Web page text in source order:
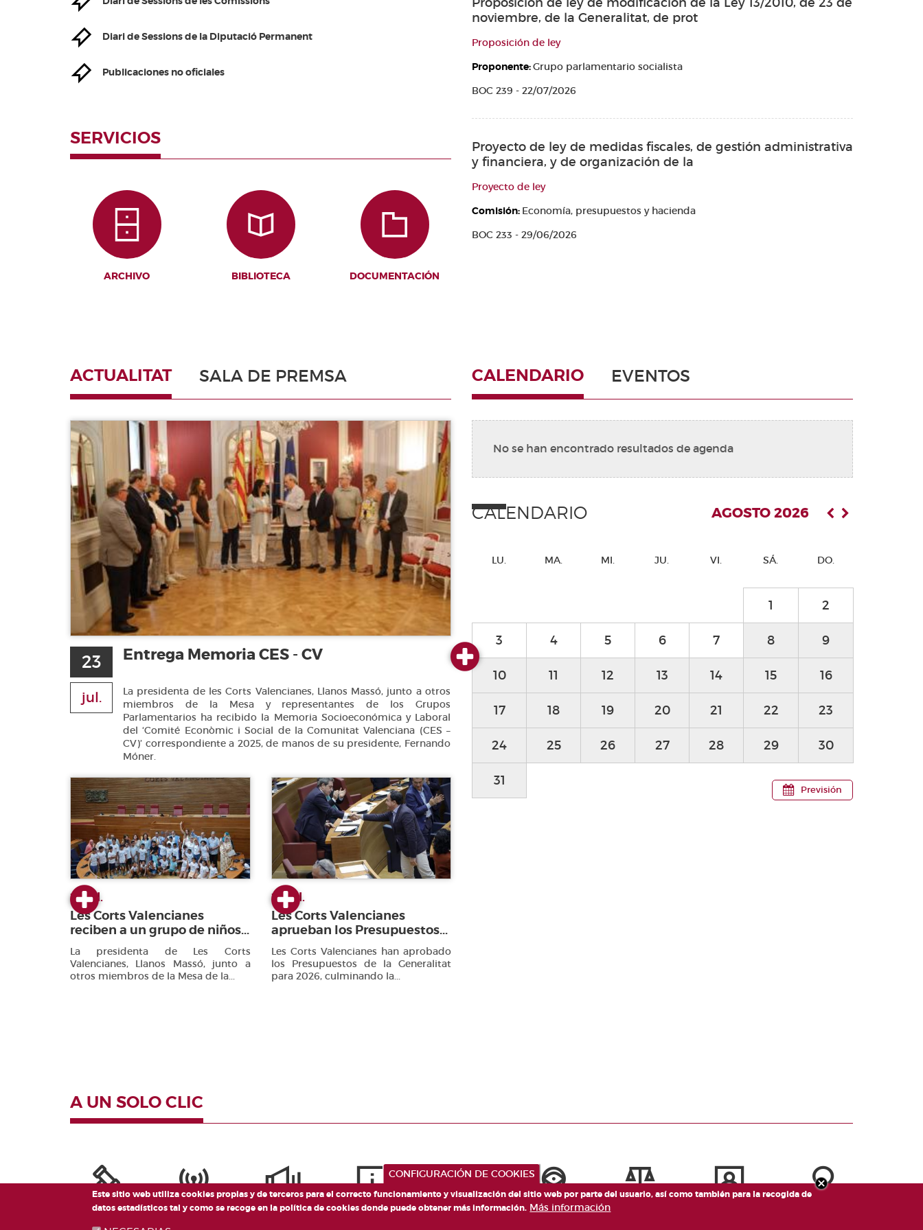
Cortes
Otras
Diari de Sessions de la Diputació Permanent
Publicaciones no oficiales
noviembre, de la Generalitat, de prot
Proposición de ley
Proponente:Grupo parlamentario socialista
BOC 239 - 22/07/2026
Proyecto de ley de medidas fiscales, de gestión administrativa
y financiera, y de organización de la
Proyecto de ley
Comisión: Economía, presupuestos y hacienda
BOC 233 - 29/06/2026
SERVICIOS
ARCHIVO BIBLIOTECA DOCUMENTACIÓN
ACTUALITAT SALA DE PREMSA
23
jul.
Entrega Memoria CES - CV
La presidenta de les Corts Valencianes, Llanos Massó, junto a otros
miembros de la Mesa y representantes de los Grupos
Parlamentarios ha recibido la Memoria Socioeconómica y Laboral
del ‘Comité Econòmic i Social de la Comunitat Valenciana (CES –
CV)’ correspondiente a 2025, de manos de su presidente, Fernando
Móner.
23 jul.
Les Corts Valencianes
reciben a un grupo de niños...
La presidenta de Les Corts
Valencianes, Llanos Massó, junto a
otros miembros de la Mesa de la...
22 jul.
Les Corts Valencianes
aprueban los Presupuestos...
Les Corts Valencianes han aprobado
los Presupuestos de la Generalitat
para 2026, culminando la...
CALENDARIO EVENTOS
No se han encontrado resultados de agenda
CALENDARIO
Previsión
AGOSTO 2026
LU. MA. MI. JU. VI. SÁ. DO.
1 2
3 4 5 6 7 8 9
10 11 12 13 14 15 16
17 18 19 20 21 22 23
24 25 26 27 28 29 30
31
A UN SOLO CLIC
CONFIGURACIÓN DE COOKIES
Este sitio web utiliza cookies propias y de terceros para el correcto funcionamiento y visualización del sitio web por parte del usuario, así como también para la recogida de
datos estadísticos tal y como se recoge en la política de cookies donde puede obtener más información. Más información